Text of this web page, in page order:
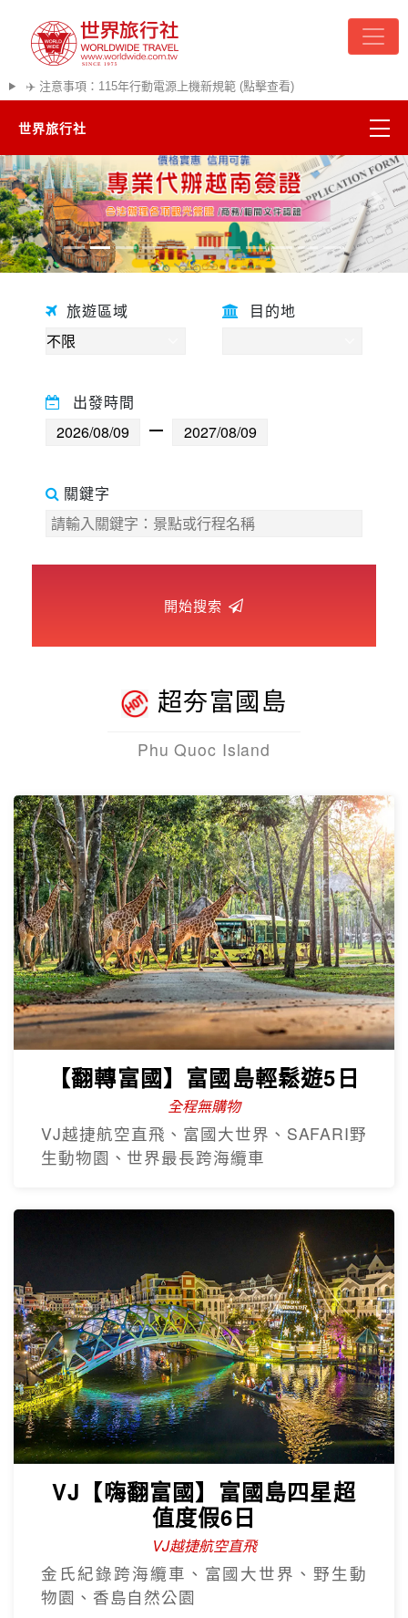
✈️ 注意事項：115年行動電源上機新規範 (點擊查看)
世界旅行社
精彩越南
熱門韓國
超夯日本
世界臻旅
歐洲之旅
往前
往後
旅遊區域
目的地
出發時間
關鍵字
超夯富國島
Phu Quoc Island
【翻轉富國】富國島輕鬆遊5日
全程無購物
VJ越捷航空直飛、富國大世界、SAFARI野
生動物園、世界最長跨海纜車
VJ【嗨翻富國】富國島四星超
值度假6日
VJ越捷航空直飛
金氏紀錄跨海纜車、富國大世界、野生動
物園、香島自然公園